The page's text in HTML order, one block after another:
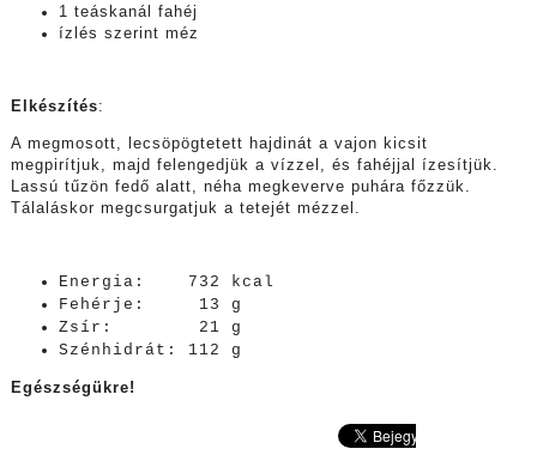
1 teáskanál fahéj
ízlés szerint méz
Elkészítés:
A megmosott, lecsöpögtetett hajdinát a vajon kicsit
megpirítjuk, majd felengedjük a vízzel, és fahéjjal ízesítjük.
Lassú tűzön fedő alatt, néha megkeverve puhára főzzük.
Tálaláskor megcsurgatjuk a tetejét mézzel.
Energia: 732 kcal
Fehérje: 13 g
Zsír: 21 g
Szénhidrát: 112 g
Egészségükre!